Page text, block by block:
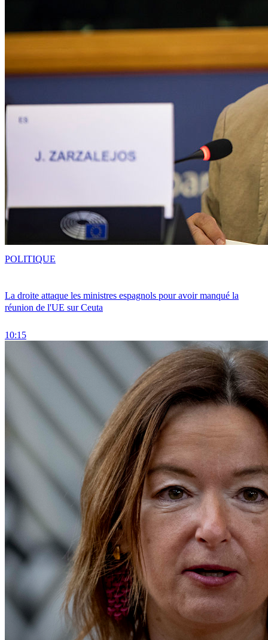
La droite attaque les ministres espagnols pour avoir manqué la
réunion de l'UE sur Ceuta
10:15
POLITIQUE